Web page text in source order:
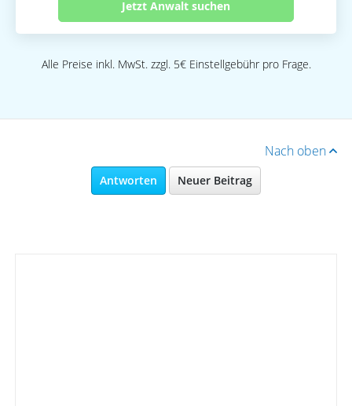
Jetzt Anwalt suchen
Alle Preise inkl. MwSt. zzgl. 5€ Einstellgebühr pro Frage.
Nach oben
Antworten Neuer Beitrag